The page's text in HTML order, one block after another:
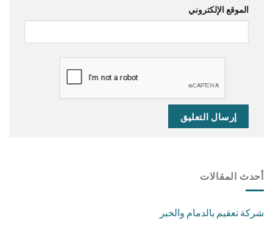
الموقع الإلكتروني
أحدث المقالات
شركة تعقيم بالدمام والخبر